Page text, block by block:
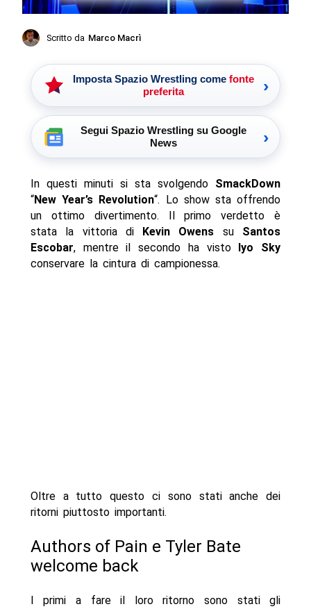
Scritto da Marco Macrì
Imposta Spazio Wrestling come fonte
preferita
›
Segui Spazio Wrestling su Google
News
›
In questi minuti si sta svolgendo SmackDown
“New Year’s Revolution“. Lo show sta offrendo
un ottimo divertimento. Il primo verdetto è
stata la vittoria di
Kevin Owens suSantos
Escobar, mentre il secondo ha vistoIyo Sky
conservare la cintura di campionessa.
Oltre a tutto questo ci sono stati anche dei
ritorni piuttosto importanti.
Authors of Pain e Tyler Bate
welcome back
I primi a fare il loro ritorno sono stati gli